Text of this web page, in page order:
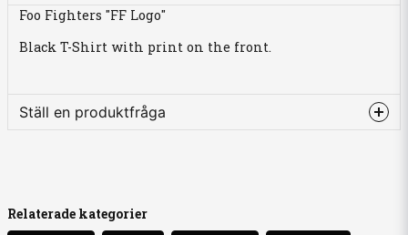
Foo Fighters "FF Logo"
Black T-Shirt with print on the front.
Ställ en produktfråga
Relaterade kategorier